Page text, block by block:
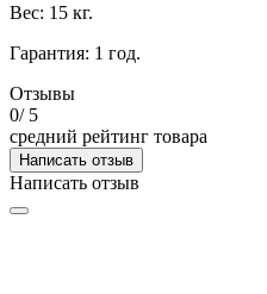
Вес: 15 кг.
Гарантия: 1 год.
Отзывы
0/ 5
средний рейтинг товара
Написать отзыв
Написать отзыв